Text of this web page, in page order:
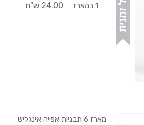
1 במארז
24.00 ש"ח
מארז 6 תבניות אפייה אינגליש